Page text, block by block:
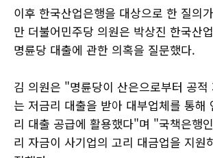
이후 한국산업은행을 대상으로 한 질의
만 더불어민주당 의원은 박상진 한국산
명륜당 대출에 관한 의혹을 질문했다.
김 의원은 "명륜당이 산은으로부터 공적
는 저금리 대출을 받아 대부업체를 통해
리 대출 공급에 활용했다"며 "국책은행
리 자금이 사기업의 고리 대금업을 지원